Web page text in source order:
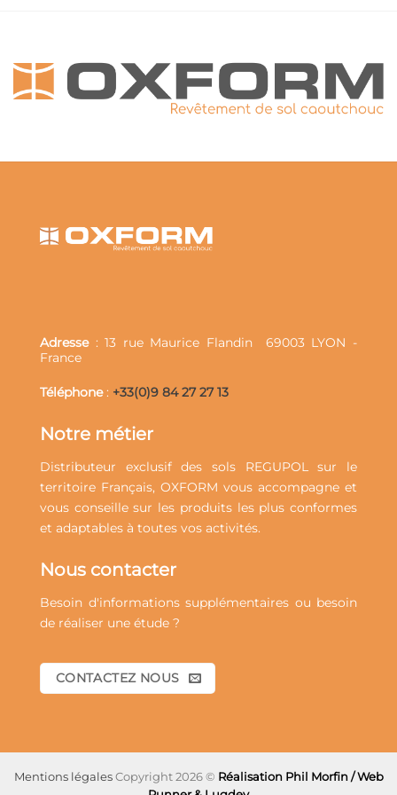
Adresse: 13 rue Maurice Flandin 69003 LYON -
France
Téléphone: +33(0)9 84 27 27 13
Notre métier
Distributeur exclusif des sols REGUPOL sur le
territoire Français, OXFORM vous accompagne et
vous conseille sur les produitsles plus conformes
et adaptables à toutes vos activités.
Nous contacter
Besoin d'informations supplémentaires ou besoin
de réaliser une étude ?
CONTACTEZ NOUS
Mentions légalesCopyright 2026 © Réalisation Phil Morfin / Web